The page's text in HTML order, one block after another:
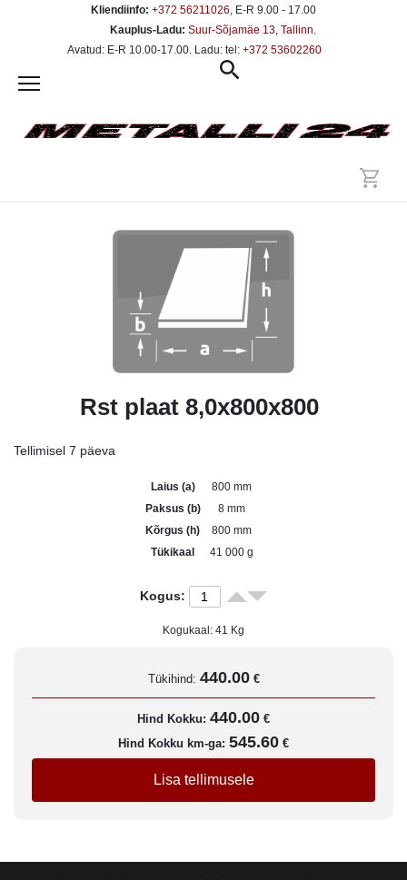
Kliendiinfo: +372 56211026, E-R 9.00 - 17.00
Kauplus-Ladu: Suur-Sõjamäe 13, Tallinn.
Avatud: E-R 10.00-17.00. Ladu: tel: +372 53602260
Rst plaat 8,0x800x800
Tellimisel 7 päeva
Laius (a)
800 mm
Paksus (b)
8 mm
Kõrgus (h)
800 mm
Tükikaal
41 000 g
Kogus:
Kogukaal: 41 Kg
Tükihind: 440.00 €
Hind Kokku: 440.00 €
Hind Kokku km-ga: 545.60 €
Lisa tellimusele